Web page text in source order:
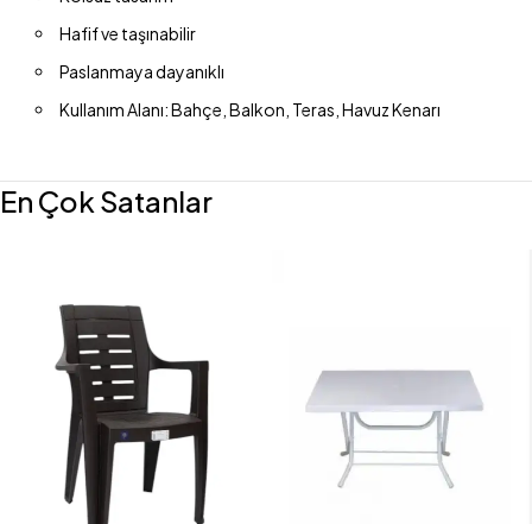
Hafif ve taşınabilir
Paslanmaya dayanıklı
Kullanım Alanı: Bahçe, Balkon, Teras, Havuz Kenarı
En Çok Satanlar